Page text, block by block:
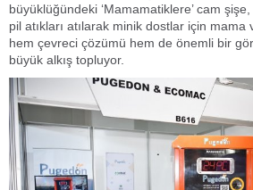
büyüklüğündeki ‘Mamamatiklere’ cam
pil atıkları atılarak minik dostlar için mama
hem çevreci çözümü hem de önemli bir
büyük alkış topluyor.